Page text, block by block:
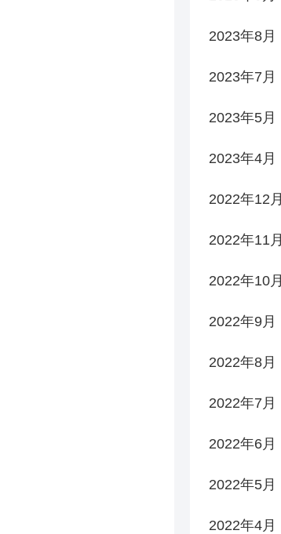
2023年8月
2023年7月
2023年5月
2023年4月
2022年12月
2022年11月
2022年10月
2022年9月
2022年8月
2022年7月
2022年6月
2022年5月
2022年4月